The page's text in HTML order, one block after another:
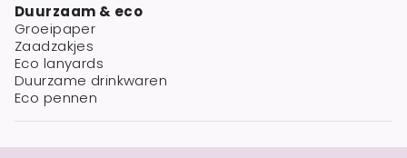
Duurzaam & eco
Groeipaper
Zaadzakjes
Eco lanyards
Duurzame drinkwaren
Eco pennen